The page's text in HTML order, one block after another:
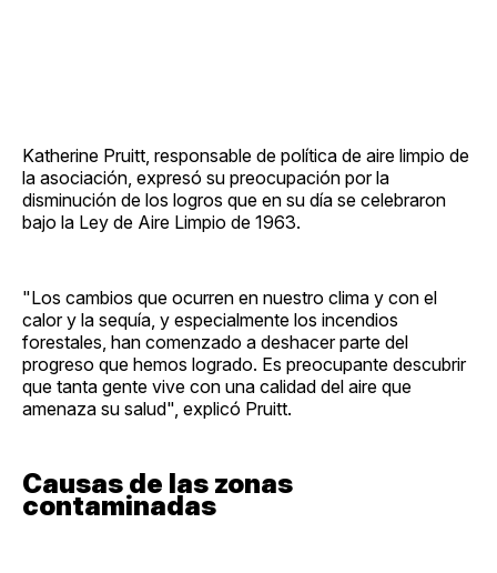
Katherine Pruitt, responsable de política de aire limpio de
la asociación, expresó su preocupación por la
disminución de los logros que en su día se celebraron
bajo la Ley de Aire Limpio de 1963.
"Los cambios que ocurren en nuestro clima y con el
calor y la sequía, y especialmente los incendios
forestales, han comenzado a deshacer parte del
progreso que hemos logrado. Es preocupante descubrir
que tanta gente vive con una calidad del aire que
amenaza su salud", explicó Pruitt.
Causas de las zonas
contaminadas